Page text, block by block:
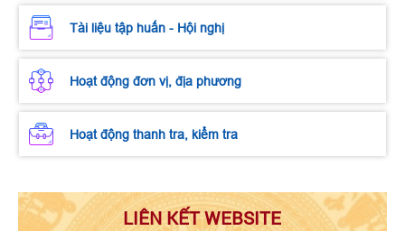
Tài liệu tập huấn - Hội nghị
Hoạt động đơn vị, địa phương
Hoạt động thanh tra, kiểm tra
LIÊN KẾT WEBSITE